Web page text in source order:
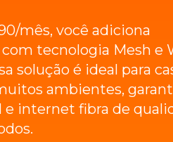
mês, você adiciona
tecnologia Mesh e
solução é ideal para
ambientes,
e internet fibra de